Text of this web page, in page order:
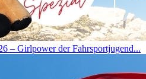
– Girlpower der Fahrsportjugend...